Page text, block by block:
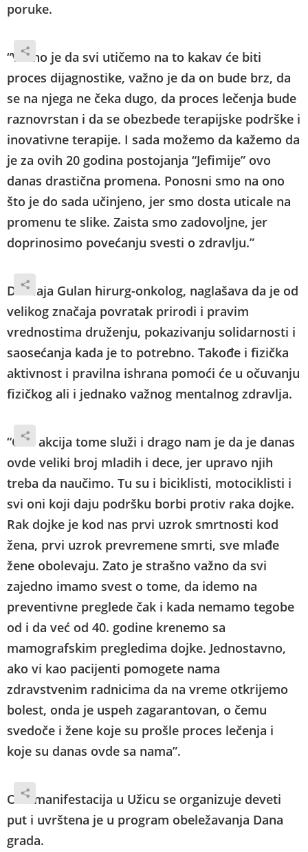
poruke.
“Važno je da svi utičemo na to kakav će biti
proces dijagnostike, važno je da on bude brz, da
se na njega ne čeka dugo, da proces lečenja bude
raznovrstan i da se obezbede terapijske podrške i
inovativne terapije. I sada možemo da kažemo da
je za ovih 20 godina postojanja “Jefimije” ovo
danas drastična promena. Ponosni smo na ono
što je do sada učinjeno, jer smo dosta uticale na
promenu te slike. Zaista smo zadovoljne, jer
doprinosimo povećanju svesti o zdravlju.”
Dr Maja Gulan hirurg-onkolog, naglašava da je od
velikog značaja povratak prirodi i pravim
vrednostima druženju, pokazivanju solidarnosti i
saosećanja kada je to potrebno. Takođe i fizička
aktivnost i pravilna ishrana pomoći će u očuvanju
fizičkog ali i jednako važnog mentalnog zdravlja.
“Ova akcija tome služi i drago nam je da je danas
ovde veliki broj mladih i dece, jer upravo njih
treba da naučimo. Tu su i biciklisti, motociklisti i
svi oni koji daju podršku borbi protiv raka dojke.
Rak dojke je kod nas prvi uzrok smrtnosti kod
žena, prvi uzrok prevremene smrti, sve mlađe
žene obolevaju. Zato je strašno važno da svi
zajedno imamo svest o tome, da idemo na
preventivne preglede čak i kada nemamo tegobe
od i da već od 40. godine krenemo sa
mamografskim pregledima dojke. Jednostavno,
ako vi kao pacijenti pomogete nama
zdravstvenim radnicima da na vreme otkrijemo
bolest, onda je uspeh zagarantovan, o čemu
svedoče i žene koje su prošle proces lečenja i
koje su danas ovde sa nama”.
Ova manifestacija u Užicu se organizuje deveti
put i uvrštena je u program obeležavanja Dana
grada.